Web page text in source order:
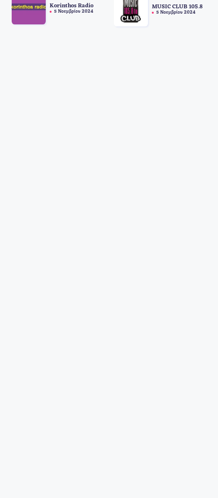
Korinthos Radio
5 Νοεμβρίου 2024
MUSIC CLUB 105.8
5 Νοεμβρίου 2024